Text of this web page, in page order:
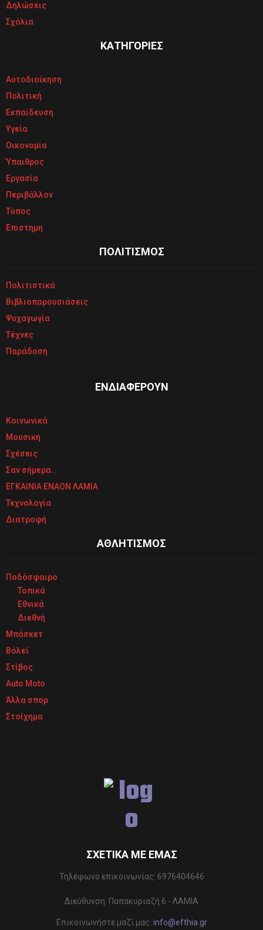
Δηλώσεις
Σχόλια
ΚΑΤΗΓΟΡΙΕΣ
Αυτοδιοίκηση
Πολιτική
Εκπαίδευση
Υγεία
Οικονομία
Ύπαιθρος
Εργασία
Περιβάλλον
Τύπος
Επιστημη
ΠΟΛΙΤΙΣΜΟΣ
Πολιτιστικά
Βιβλιοπαρουσιάσεις
Ψυχαγωγία
Τέχνες
Παράδοση
ΕΝΔΙΑΦΕΡΟΥΝ
Κοινωνικά
Μουσική
Σχέσεις
Σαν σήμερα…
ΕΓΚΑΙΝΙΑ ΕΝΑΟΝ ΛΑΜΙΑ
Τεχνολογία
Διατροφή
ΑΘΛΗΤΙΣΜΟΣ
Ποδόσφαιρο
Τοπικά
Εθνικά
Διεθνή
Μπάσκετ
Βόλεϊ
Στίβος
Auto Moto
Άλλα σπορ
Στοίχημα
ΣΧΕΤΙΚΆ ΜΕ ΕΜΆΣ
Τηλέφωνo επικοινωνίας: 6976404646
Διεύθυνση: Παπακυριαζή 6 - ΛΑΜΙΑ
Επικοινωνήστε μαζί μας: info@efthia.gr